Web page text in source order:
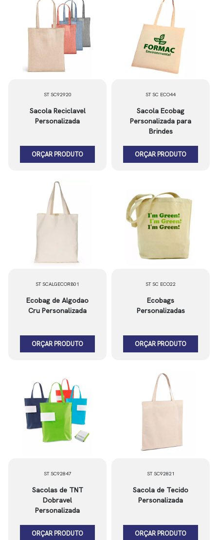
ST SC92920
Sacola Reciclavel
Personalizada
ORÇAR PRODUTO
ST SC ECO44
Sacola Ecobag
Personalizada para
Brindes
ORÇAR PRODUTO
ST SCALGECORB01
Ecobag de Algodao
Cru Personalizada
ORÇAR PRODUTO
ST SC ECO22
Ecobags
Personalizadas
ORÇAR PRODUTO
ST SC92847
Sacolas de TNT
Dobravel
Personalizada
ORÇAR PRODUTO
ST SC92821
Sacola de Tecido
Personalizada
ORÇAR PRODUTO